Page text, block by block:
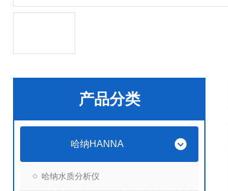
产品分类
哈纳HANNA
哈纳水质分析仪